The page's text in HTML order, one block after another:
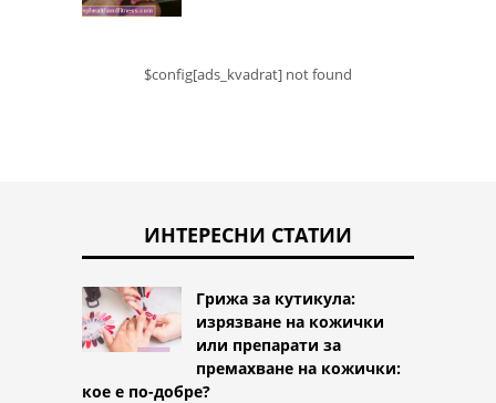
$config[ads_kvadrat] not found
ИНТЕРЕСНИ СТАТИИ
Грижа за кутикула:
изрязване на кожички
или препарати за
премахване на кожички:
кое е по-добре?